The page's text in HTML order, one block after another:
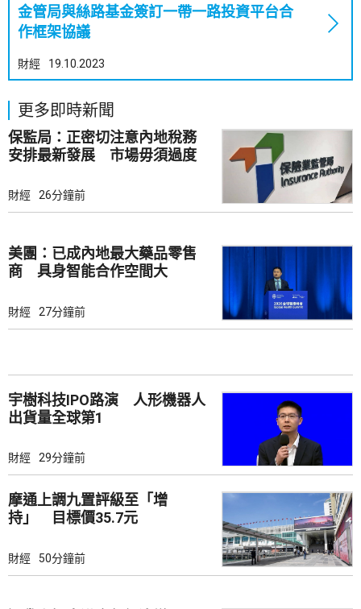
金管局與絲路基金簽訂一帶一路投資平台合
作框架協議
財經 19.10.2023
更多即時新聞
保監局：正密切注意內地稅務
安排最新發展 市場毋須過度
財經 26分鐘前
美團：已成內地最大藥品零售
商 具身智能合作空間大
財經 27分鐘前
宇樹科技IPO路演 人形機器人
出貨量全球第1
財經 29分鐘前
摩通上調九置評級至「增
持」 目標價35.7元
財經 50分鐘前